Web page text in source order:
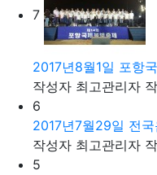
7
2017년8월1일 포항
작성자 최고관리자
6
2017년7월29일 전
작성자 최고관리자
5